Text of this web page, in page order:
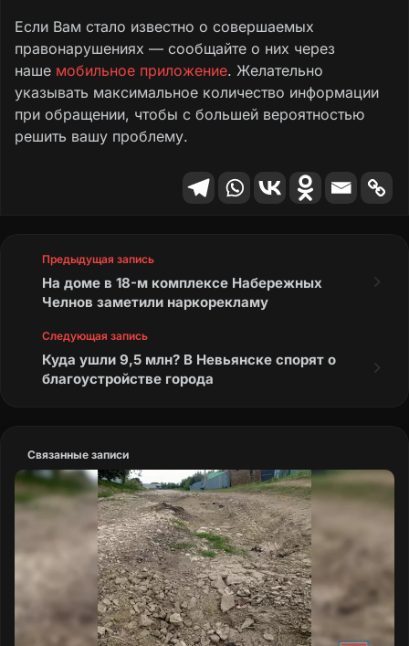
Если Вам стало известно о совершаемых
правонарушениях — сообщайте о них через
наше мобильное приложение. Желательно
указывать максимальное количество информации
при обращении, чтобы с большей вероятностью
решить вашу проблему.
Предыдущая запись
На доме в 18-м комплексе Набережных
Челнов заметили наркорекламу
Следующая запись
Куда ушли 9,5 млн? В Невьянске спорят о
благоустройстве города
Связанные записи